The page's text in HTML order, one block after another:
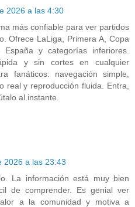
2026 a las 4:30
más confiable para ver partidos
Ofrece LaLiga, Primera A, Copa
y categorías inferiores.
y sin cortes en cualquier
fanáticos: navegación simple,
real y reproducción fluida. Entra,
al instante.
2026 a las 23:43
La información está muy bien
de comprender. Es genial ver
a la comunidad y motiva a